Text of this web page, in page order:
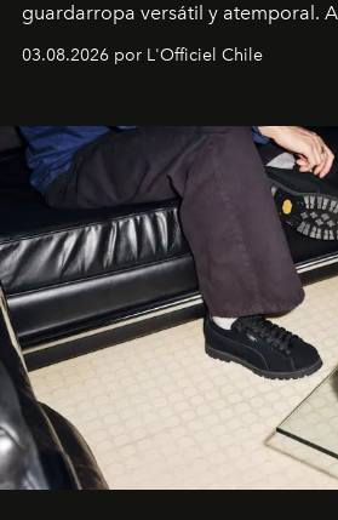
guardarropa versátil y atemporal.
lanzamiento, los fundadores de la
la asesora creativa y jefa de diseño
y la filosofía detrás de la propuesta.
03.08.2026 por L'Officiel Chile